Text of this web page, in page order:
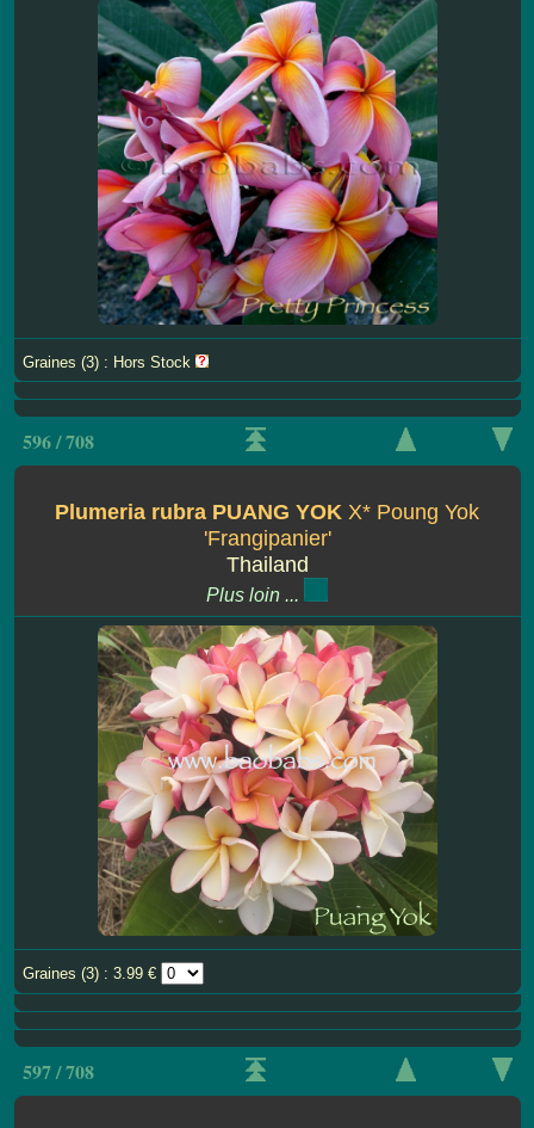
Graines (3) : Hors Stock
596 / 708
Plumeria rubra PUANG YOK X* Poung Yok
'Frangipanier'
Thailand
Plus loin ...
Graines (3) : 3.99 €
597 / 708